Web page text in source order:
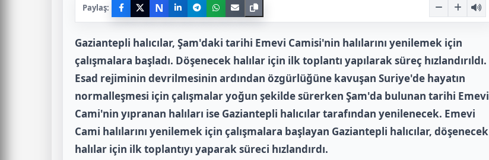
Paylaş: N
Gaziantepli halıcılar, Şam'daki tarihi Emevi Camisi'nin halılarını yenilemek için
çalışmalara başladı. Döşenecek halılar için ilk toplantı yapılarak süreç hızlandırıldı.
Esad rejiminin devrilmesinin ardından özgürlüğüne kavuşan Suriye'de hayatın
normalleşmesi için çalışmalar yoğun şekilde sürerken Şam'da bulunan tarihi Emevi
Cami'nin yıpranan halıları ise Gaziantepli halıcılar tarafından yenilenecek. Emevi
Cami halılarını yenilemek için çalışmalara başlayan Gaziantepli halıcılar, döşenecek
halılar için ilk toplantıyı yaparak süreci hızlandırdı.